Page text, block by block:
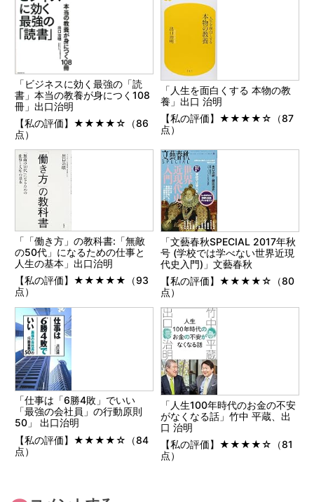
「ビジネスに効く最強の「読
書」本当の教養が身につく108
冊」出口治明
【私の評価】★★★★☆（86
点）
「人生を面白くする 本物の教
養」出口 治明
【私の評価】★★★★☆（87
点）
「「働き方」の教科書:「無敵
の50代」になるための仕事と
人生の基本」出口治明
【私の評価】★★★★★（93
点）
「文藝春秋SPECIAL 2017年秋
号 (学校では学べない世界近現
代史入門)」文藝春秋
【私の評価】★★★★☆（80
点）
「仕事は「6勝4敗」でいい
「最強の会社員」の行動原則
50」 出口治明
【私の評価】★★★★☆（84
点）
「人生100年時代のお金の不安
がなくなる話」竹中 平蔵、出
口 治明
【私の評価】★★★★☆（81
点）